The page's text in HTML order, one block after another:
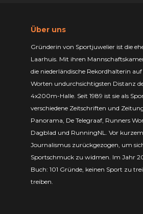
Über uns
Gründerin von Sportjuwelier ist die
Laarhuis. Mit ihren
die niederländische Rekordhalterin
Worten undurchsichtigsten Distanz
4x200m-Halle. Seit 1989 ist sie als
verschiedene Zeitschriften und
Panorama, De Telegraaf, Runners
Dagblad und RunningNL. Vor
Journalismus zurückgezogen, um
Sportschmuck zu widmen. Im Jahr
Buch: 101 Gründe, keinen Sport zu
treiben.